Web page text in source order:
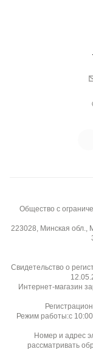
Общество с
223028, Минская обл.,
Свидетельство о
Интернет-магазин
Режим работы:с
Номер и адрес
рассматривать